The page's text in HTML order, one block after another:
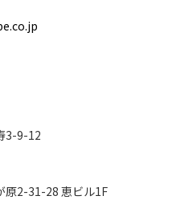
3-9-12
原2-31-28 恵ビル1F